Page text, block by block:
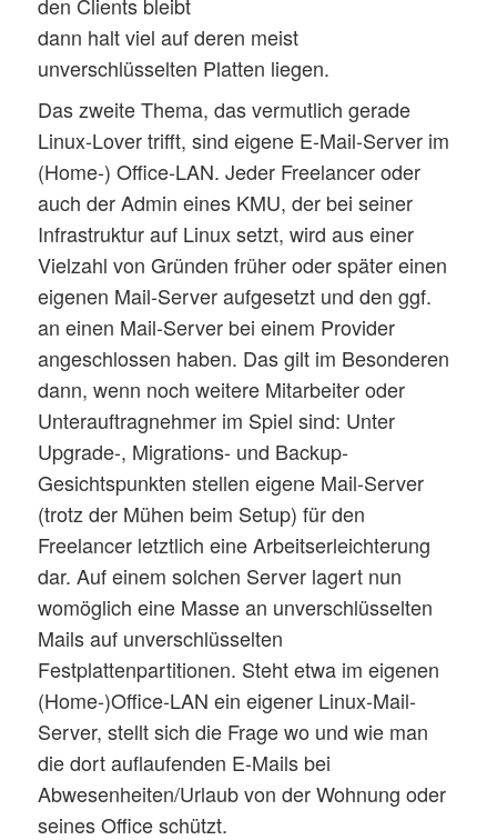
dann halt viel auf deren meist
unverschlüsselten Platten liegen.
Das zweite Thema, das vermutlich gerade
Linux-Lover trifft, sind eigene E-Mail-Server im
(Home-) Office-LAN. Jeder Freelancer oder
auch der Admin eines KMU, der bei seiner
Infrastruktur auf Linux setzt, wird aus einer
Vielzahl von Gründen früher oder später einen
eigenen Mail-Server aufgesetzt und den ggf.
an einen Mail-Server bei einem Provider
angeschlossen haben. Das gilt im Besonderen
dann, wenn noch weitere Mitarbeiter oder
Unterauftragnehmer im Spiel sind: Unter
Upgrade-, Migrations- und Backup-
Gesichtspunkten stellen eigene Mail-Server
(trotz der Mühen beim Setup) für den
Freelancer letztlich eine Arbeitserleichterung
dar. Auf einem solchen Server lagert nun
womöglich eine Masse an unverschlüsselten
Mails auf unverschlüsselten
Festplattenpartitionen. Steht etwa im eigenen
(Home-)Office-LAN ein eigener Linux-Mail-
Server, stellt sich die Frage wo und wie man
die dort auflaufenden E-Mails bei
Abwesenheiten/Urlaub von der Wohnung oder
seines Office schützt.